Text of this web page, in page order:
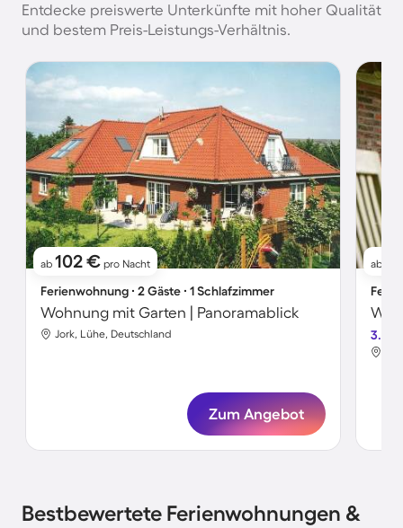
Entdecke preiswerte Unterkünfte mit hoher Qualität
und bestem Preis-Leistungs-Verhältnis.
ab 102 € pro Nacht
Ferienwohnung ∙ 2 Gäste ∙ 1 Schlafzimmer
Wohnung mit Garten | Panoramablick
Jork, Lühe, Deutschland
Zum Angebot
ab
3.0
Bestbewertete Ferienwohnungen &